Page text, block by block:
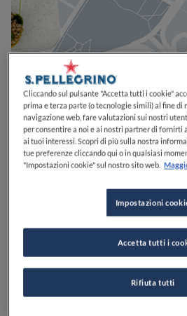
Cliccando sul pulsante "Accetta tutti i cookie"
prima e terza parte (o tecnologie simili) al fine di
navigazione web, fare valutazioni sui nostri
per consentire a noi e ai nostri partner di fornirti
ai tuoi interessi. Scopri di più sulla nostra
tue preferenze cliccando qui o in qualsiasi
"Impostazioni cookie" sul nostro sito web.
Impostazioni
Rifiuta tutti
Accetta tutti i